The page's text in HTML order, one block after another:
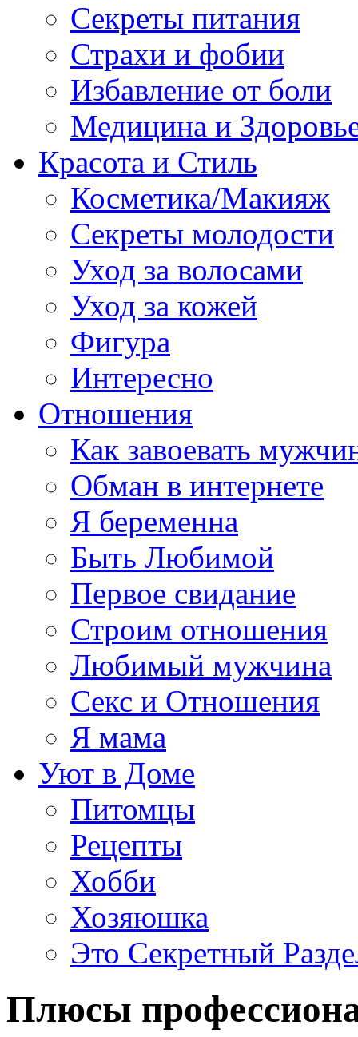
Секреты питания
Страхи и фобии
Избавление от боли
Медицина и
Красота и Стиль
Косметика/Макияж
Секреты молодости
Уход за волосами
Уход за кожей
Фигура
Интересно
Отношения
Как завоевать
Обман в интернете
Я беременна
Быть Любимой
Первое свидание
Строим отношения
Любимый мужчина
Секс и Отношения
Я мама
Уют в Доме
Питомцы
Рецепты
Хобби
Хозяюшка
Это Секретный
Плюсы